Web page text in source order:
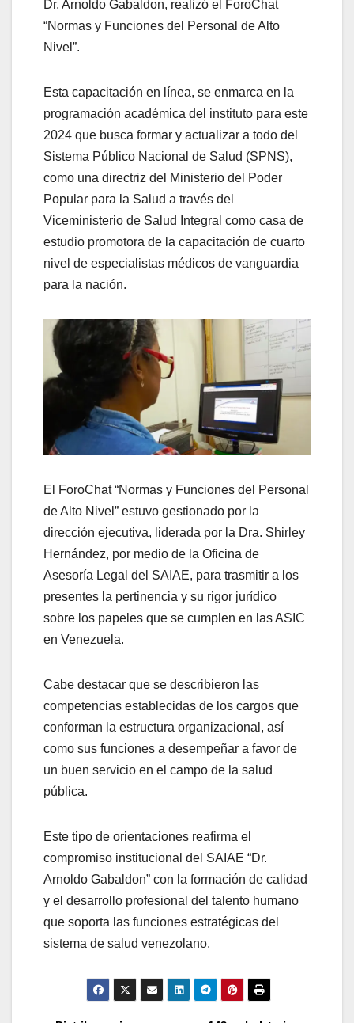
Dr. Arnoldo Gabaldon, realizó el ForoChat
“Normas y Funciones del Personal de Alto
Nivel”.
Esta capacitación en línea, se enmarca en la
programación académica del instituto para este
2024 que busca formar y actualizar a todo del
Sistema Público Nacional de Salud (SPNS),
como una directriz del Ministerio del Poder
Popular para la Salud a través del
Viceministerio de Salud Integral como casa de
estudio promotora de la capacitación de cuarto
nivel de especialistas médicos de vanguardia
para la nación.
El ForoChat “Normas y Funciones del Personal
de Alto Nivel” estuvo gestionado por la
dirección ejecutiva, liderada por la Dra. Shirley
Hernández, por medio de la Oficina de
Asesoría Legal del SAIAE, para trasmitir a los
presentes la pertinencia y su rigor jurídico
sobre los papeles que se cumplen en las ASIC
en Venezuela.
Cabe destacar que se describieron las
competencias establecidas de los cargos que
conforman la estructura organizacional, así
como sus funciones a desempeñar a favor de
un buen servicio en el campo de la salud
pública.
Este tipo de orientaciones reafirma el
compromiso institucional del SAIAE “Dr.
Arnoldo Gabaldon” con la formación de calidad
y el desarrollo profesional del talento humano
que soporta las funciones estratégicas del
sistema de salud venezolano.